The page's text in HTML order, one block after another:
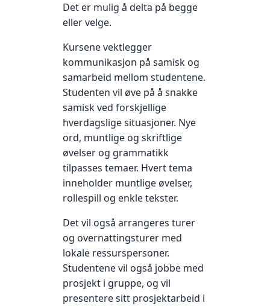
Det er mulig å delta på begge
eller velge.
Kursene vektlegger
kommunikasjon på samisk og
samarbeid mellom studentene.
Studenten vil øve på å snakke
samisk ved forskjellige
hverdagslige situasjoner. Nye
ord, muntlige og skriftlige
øvelser og grammatikk
tilpasses temaer. Hvert tema
inneholder muntlige øvelser,
rollespill og enkle tekster.
Det vil også arrangeres turer
og overnattingsturer med
lokale ressurspersoner.
Studentene vil også jobbe med
prosjekt i gruppe, og vil
presentere sitt prosjektarbeid i